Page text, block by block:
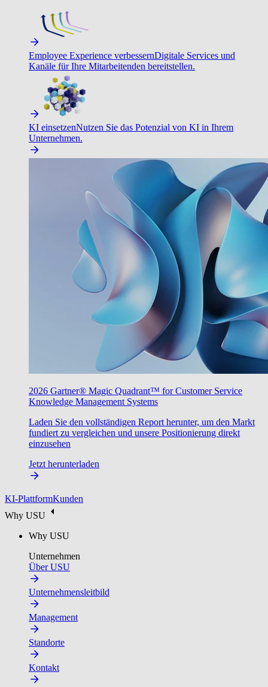
Employee Experience verbessernDigitale Services und
Kanäle für Ihre Mitarbeitenden bereitstellen.
KI einsetzenNutzen Sie das Potenzial von KI in Ihrem
Unternehmen.
2026 Gartner® Magic Quadrant™ for Customer Service
Knowledge Management Systems
Laden Sie den vollständigen Report herunter, um den Markt
fundiert zu vergleichen und unsere Positionierung direkt
einzusehen
Jetzt herunterladen
KI-PlattformKunden
Why USU
Why USU
Unternehmen
Über USU
Unternehmensleitbild
Management
Standorte
Kontakt